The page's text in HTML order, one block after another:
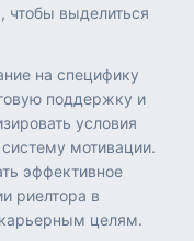
выделиться
на специфику
поддержку и
условия
мотивации.
эффективное
риелтора в
целям.